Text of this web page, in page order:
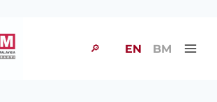
🔎 EN BM